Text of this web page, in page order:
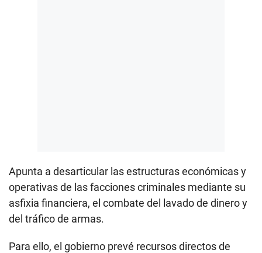
Apunta a desarticular las estructuras económicas y
operativas de las facciones criminales mediante su
asfixia financiera, el combate del lavado de dinero y
del tráfico de armas.
Para ello, el gobierno prevé recursos directos de